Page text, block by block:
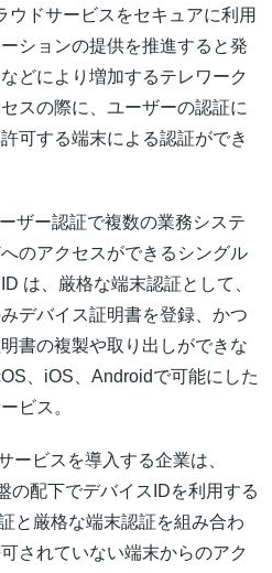
ウドサービスをセキュアに利用
ションの提供を推進すると発
どにより増加するテレワーク
スの際に、ユーザーの認証に
可する端末による認証ができ
ザー認証で複数の業務システ
のアクセスができるシングル
は、厳格な端末認証として、
デバイス証明書を登録、かつ
書の複製や取り出しができな
、iOS、Androidで可能にした
ビス。
ービスを導入する企業は、
の配下でデバイスIDを利用する
と厳格な端末認証を組み合わ
されていない端末からのアク